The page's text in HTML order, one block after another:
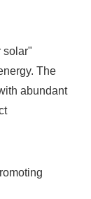
solar"
The
abundant